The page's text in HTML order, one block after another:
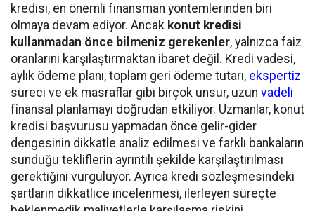
kredisi, en önemli finansman yöntemlerinden biri
olmaya devam ediyor. Ancak konut kredisi
kullanmadan önce bilmeniz gerekenler, yalnızca faiz
oranlarını karşılaştırmaktan ibaret değil. Kredi vadesi,
aylık ödeme planı, toplam geri ödeme tutarı, ekspertiz
süreci ve ek masraflar gibi birçok unsur, uzun vadeli
finansal planlamayı doğrudan etkiliyor. Uzmanlar, konut
kredisi başvurusu yapmadan önce gelir-gider
dengesinin dikkatle analiz edilmesi ve farklı bankaların
sunduğu tekliflerin ayrıntılı şekilde karşılaştırılması
gerektiğini vurguluyor. Ayrıca kredi sözleşmesindeki
şartların dikkatlice incelenmesi, ilerleyen süreçte